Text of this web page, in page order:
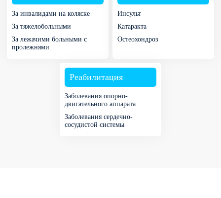
За инвалидами на коляске
За тяжелобольными
За лежачими больными с
пролежнями
Инсульт
Катаракта
Остеохондроз
Реабилитация
Заболевания опорно-
двигательного аппарата
Заболевания сердечно-
сосудистой системы